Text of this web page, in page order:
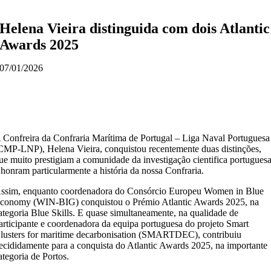
Helena Vieira distinguida com dois Atlantic
Awards 2025
07/01/2026
Confreira da Confraria Marítima de Portugal – Liga Naval Portuguesa
LNP), Helena Vieira, conquistou recentemente duas distinções,
muito prestigiam a comunidade da investigação cientifica
particularmente a história da nossa Confraria.
enquanto coordenadora do Consórcio Europeu Women in Blue
(WIN-BIG) conquistou o Prémio Atlantic Awards 2025, na
Blue Skills. E quase simultaneamente, na qualidade de
e coordenadora da equipa portuguesa do projeto Smart
for maritime decarbonisation (SMARTDEC), contribuiu
para a conquista do Atlantic Awards 2025, na importante
de Portos.